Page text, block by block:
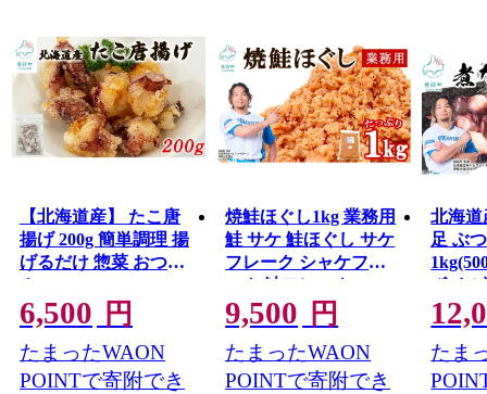
には至るところに温泉があります。
また、全国でも珍しい天然温泉が噴き出す「間歇泉」が
あります。約103℃の温泉が空高く吹き上げる姿は圧巻で
す！
【北海道産】 たこ唐
揚げ 200g 簡単調理 揚
げるだけ 惣菜 おつま
み
6,500 円
たまったWAON
POINTで寄附でき
焼鮭ほぐし1kg 業務用
鮭 サケ 鮭ほぐし サケ
フレーク シャケフレ
ーク 鮭フレーク
9,500 円
たまったWAON
POINTで寄附でき
北海道
足 ぶ
ボイ
たま